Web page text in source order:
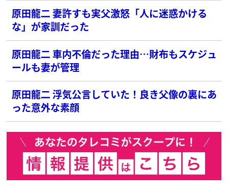
原田龍二 妻許すも実父激怒「人に迷惑かける
な」が家訓だった
原田龍二 車内不倫だった理由…財布もスケジュ
ールも妻が管理
原田龍二 浮気公言していた！良き父像の裏にあ
った意外な素顔